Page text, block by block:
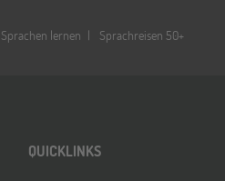
lernen
Sprachreisen 50+
QUICKLINKS